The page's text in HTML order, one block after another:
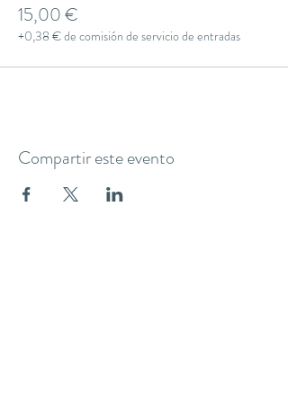
15,00 €
+0,38 € de comisión de servicio de entradas
Compartir este evento